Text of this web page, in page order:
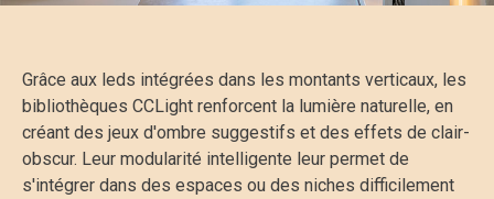
Grâce aux leds intégrées dans les montants verticaux, les
bibliothèques CCLight renforcent la lumière naturelle, en
créant des jeux d'ombre suggestifs et des effets de clair-
obscur. Leur modularité intelligente leur permet de
s'intégrer dans des espaces ou des niches difficilement